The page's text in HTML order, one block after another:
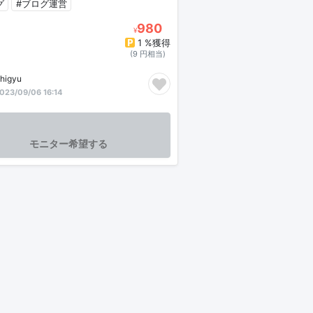
#ブログ運営
¥980
1 %獲得
(9 円相当)
09/06 16:14
モニター希望する